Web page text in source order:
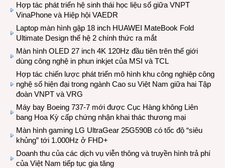
Hợp tác phát triển hệ sinh thái học liệu số giữa VNPT
VinaPhone và Hiệp hội VAEDR
Laptop màn hình gập 18 inch HUAWEI MateBook Fold
Ultimate Design thế hệ 2 chính thức ra mắt
Màn hình OLED 27 inch 4K 120Hz đầu tiên trên thế giới
dùng công nghệ in phun inkjet của MSI và TCL
Hợp tác chiến lược phát triển mô hình khu công nghiệp công
nghệ số hiện đại trong ngành Cao su Việt Nam giữa hai Tập
đoàn VNPT và VRG
Máy bay Boeing 737-7 mới được Cục Hàng không Liên
bang Hoa Kỳ cấp chứng nhận khai thác thương mại
Màn hình gaming LG UltraGear 25G590B có tốc độ “siêu
khủng” tới 1.000Hz ở FHD+
Doanh thu của các dịch vụ viễn thông và truyền hình trả phí
của Việt Nam tiếp tục gia tăng